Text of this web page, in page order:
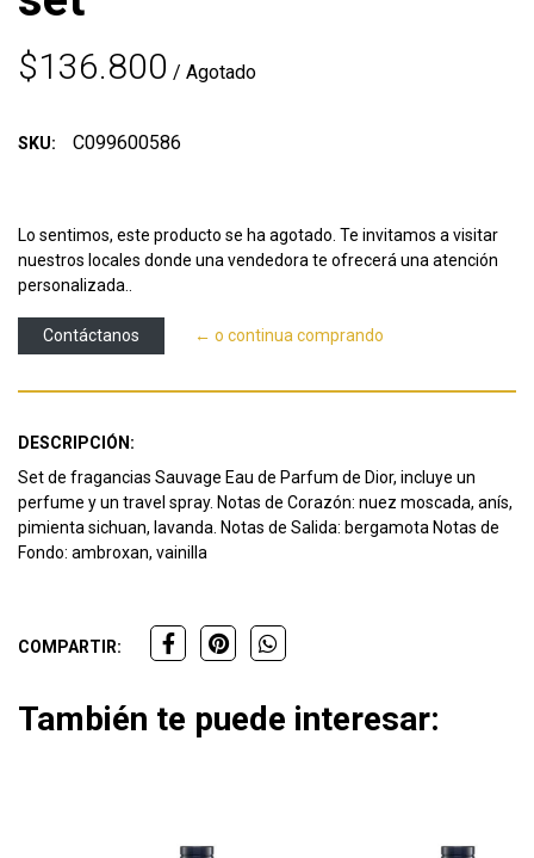
$136.800 / Agotado
SKU: C099600586
Lo sentimos, este producto se ha agotado. Te invitamos a visitar
nuestros locales donde una vendedora te ofrecerá una atención
personalizada..
Contáctanos ← o continua comprando
DESCRIPCIÓN:
Set de fragancias Sauvage Eau de Parfum de Dior, incluye un
perfume y un travel spray. Notas de Corazón: nuez moscada, anís,
pimienta sichuan, lavanda. Notas de Salida: bergamota Notas de
Fondo: ambroxan, vainilla
COMPARTIR:
También te puede interesar: